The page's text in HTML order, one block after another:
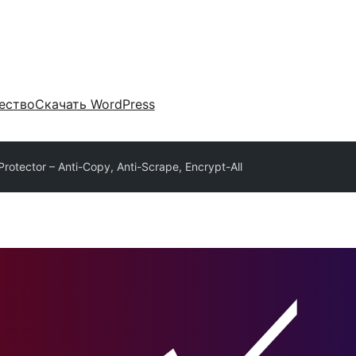
Скачать WordPress
– Anti-Copy, Anti-Scrape, Encrypt-All